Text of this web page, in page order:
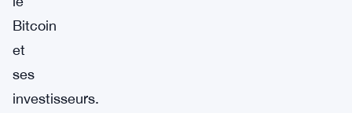
Bitcoin
et
ses
investisseurs.